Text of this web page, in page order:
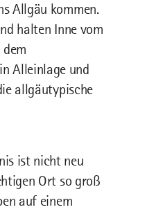
Allgäu kommen.
halten Inne vom
Alleinlage und
allgäutypische
ist nicht neu
Ort so groß
auf einem